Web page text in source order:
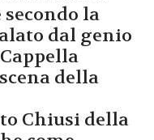
secondo la
dal genio
della
Chiusi della